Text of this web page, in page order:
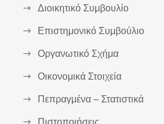
Διοικητικό Συμβουλίο
Επιστημονικό Συμβούλιο
Οργανωτικό Σχήμα
Οικονομικά Στοιχεία
Πεπραγμένα – Στατιστικά
Πιστοποιήσεις